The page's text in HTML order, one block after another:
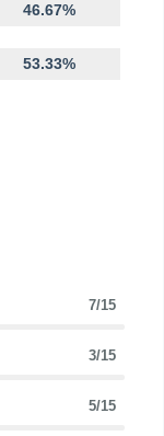
46.67%
53.33%
7/15
3/15
5/15